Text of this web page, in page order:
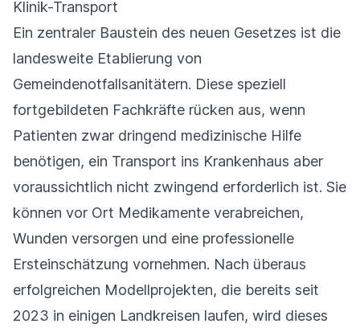
Klinik-Transport
Ein zentraler Baustein des neuen Gesetzes ist die
landesweite Etablierung von
Gemeindenotfallsanitätern. Diese speziell
fortgebildeten Fachkräfte rücken aus, wenn
Patienten zwar dringend medizinische Hilfe
benötigen, ein Transport ins Krankenhaus aber
voraussichtlich nicht zwingend erforderlich ist. Sie
können vor Ort Medikamente verabreichen,
Wunden versorgen und eine professionelle
Ersteinschätzung vornehmen. Nach überaus
erfolgreichen Modellprojekten, die bereits seit
2023 in einigen Landkreisen laufen, wird dieses